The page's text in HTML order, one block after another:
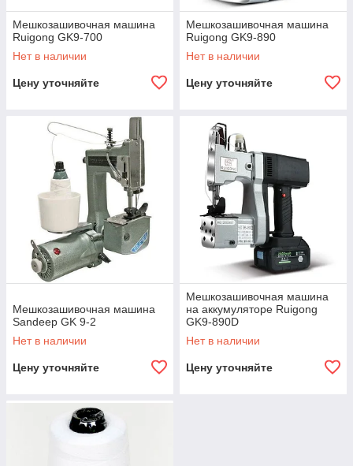
Мешкозашивочная машина
Ruigong GK9-700
Нет в наличии
Цену уточняйте
Мешкозашивочная машина
Ruigong GK9-890
Нет в наличии
Цену уточняйте
Мешкозашивочная машина
Sandeep GK 9-2
Нет в наличии
Цену уточняйте
Мешкозашивочная машина
на аккумуляторе Ruigong
GK9-890D
Нет в наличии
Цену уточняйте